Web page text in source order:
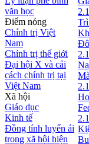
văn học
Điểm nóng
Chính trị Việt
Nam
Chính trị thế giới
Đại hội X và cải
cách chính trị tại
Việt Nam
Xã hội
Giáo dục
Kinh tế
Đồng tính luyến ái
trong xã hội hiện